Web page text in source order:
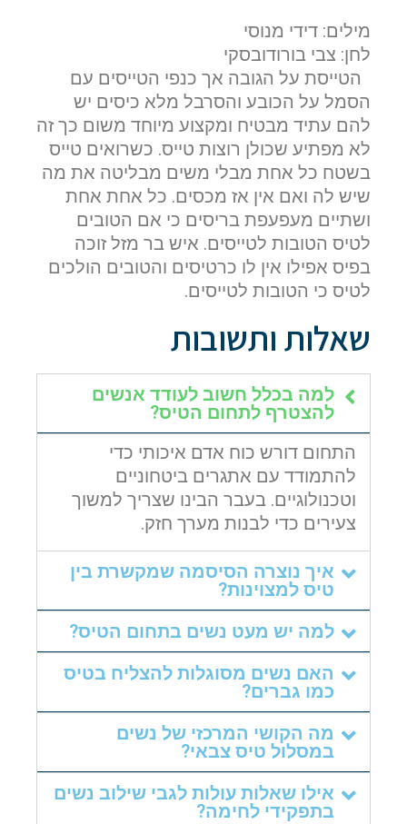
מילים: דידי מנוסי
לחן: צבי בורודובסקי
הטייסת על הגובה אך כנפי הטייסים עם
הסמל על הכובע והסרבל מלא כיסים יש
להם עתיד מבטיח ומקצוע מיוחד משום כך זה
לא מפתיע שכולן רוצות טייס. כשרואים טייס
בשטח כל אחת מבלי משים מבליטה את מה
שיש לה ואם אין אז מכסים. כל אחת אחת
ושתיים מעפעפת בריסים כי אם הטובים
לטיס הטובות לטייסים. איש בר מזל זוכה
בפיס אפילו אין לו כרטיסים והטובים הולכים
לטיס כי הטובות לטייסים.
שאלות ותשובות
למה בכלל חשוב לעודד אנשים
להצטרף לתחום הטיס?
התחום דורש כוח אדם איכותי כדי
להתמודד עם אתגרים ביטחוניים
וטכנולוגיים. בעבר הבינו שצריך למשוך
צעירים כדי לבנות מערך חזק.
איך נוצרה הסיסמה שמקשרת בין
טיס למצוינות?
למה יש מעט נשים בתחום הטיס?
האם נשים מסוגלות להצליח בטיס
כמו גברים?
מה הקושי המרכזי של נשים
במסלול טיס צבאי?
אילו שאלות עולות לגבי שילוב נשים
בתפקידי לחימה?